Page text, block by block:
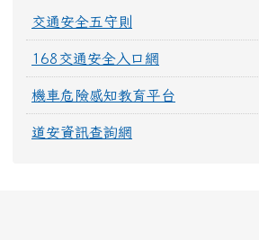
交通安全五守則
168交通安全入口網
機車危險感知教育平台
道安資訊查詢網